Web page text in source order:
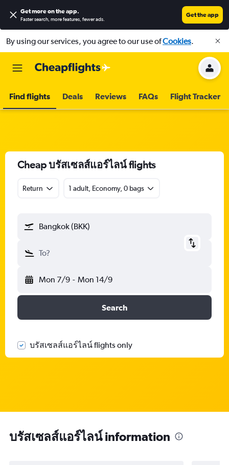
Get more on the app.
Faster search, more features, fewer ads.
Get the app
By using our services, you agree to our use ofCookies.
Find flights Deals Reviews FAQs Flight Tracker
Cheap บรัสเซลส์แอร์ไลน์ flights
Return 1 adult, Economy, 0 bags
Bangkok (BKK)
To?
Mon 7/9 - Mon 14/9
Search
บรัสเซลส์แอร์ไลน์ flights only
บรัสเซลส์แอร์ไลน์ information